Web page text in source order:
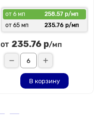
от 6 мп
258.57 р/мп
от 65 мп
235.76 р/мп
от 235.76 р/мп
В корзину